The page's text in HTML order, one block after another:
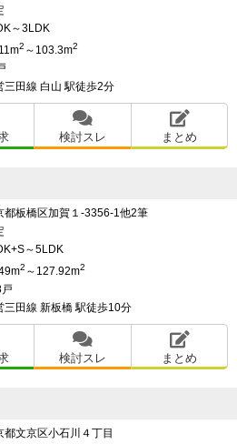
～3LDK
2 ～103.3m2
三田線 白山 駅徒歩2分
検討スレ まとめ
都板橋区加賀１-3356-1他2筆
～5LDK
2 ～127.92m2
三田線 新板橋 駅徒歩10分
検討スレ まとめ
都文京区小石川４丁目